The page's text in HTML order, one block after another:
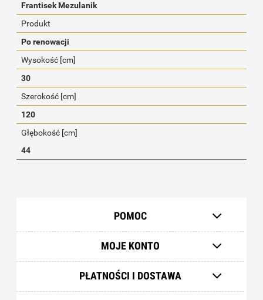
Frantisek Mezulanik
Produkt
Po renowacji
Wysokość [cm]
30
Szerokość [cm]
120
Głębokość [cm]
44
POMOC
MOJE KONTO
PŁATNOŚCI I DOSTAWA